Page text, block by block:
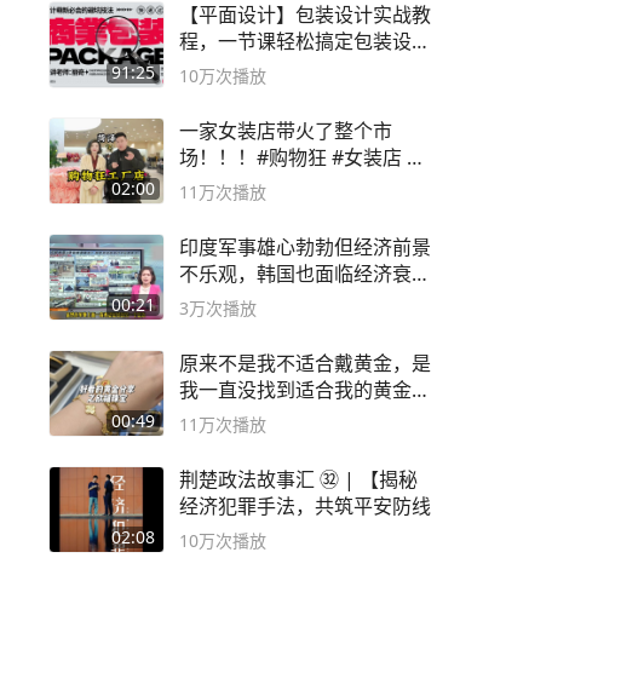
91:25
【平面设计】包装设计实战教
程，一节课轻松搞定包装设计
流程！
10万次播放
02:00
一家女装店带火了整个市
场！！！#购物狂 #女装店 #
高品质女装
11万次播放
00:21
印度军事雄心勃勃但经济前景
不乐观，韩国也面临经济衰退
风险
3万次播放
00:49
原来不是我不适合戴黄金，是
我一直没找到适合我的黄金
😭
11万次播放
02:08
荆楚政法故事汇 ㉜ | 【揭秘
经济犯罪手法，共筑平安防线
10万次播放